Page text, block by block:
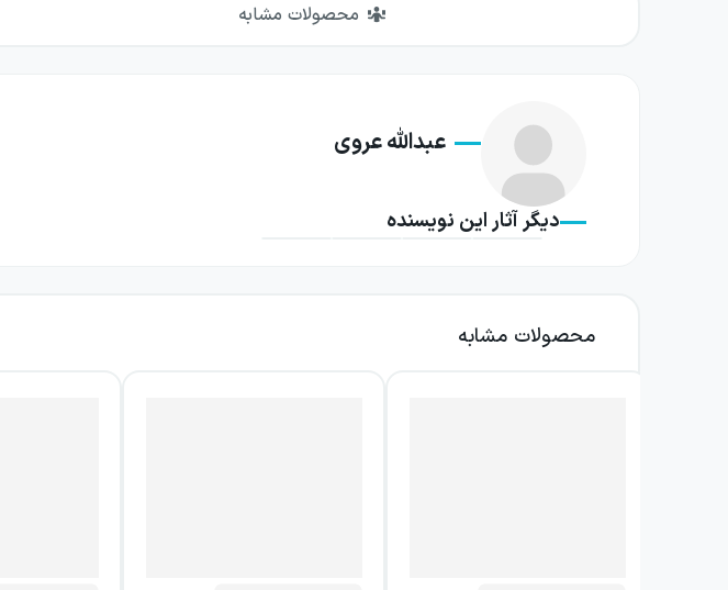
محصولات مشابه
عبدالله عروی
دیگر آثار این نویسنده
محصولات مشابه